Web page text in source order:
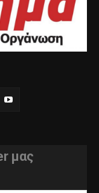
μας